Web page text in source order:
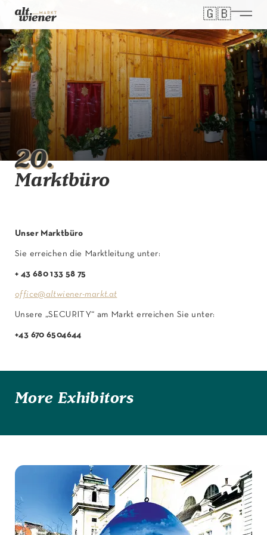
🇬🇧
Select
20.
Marktbüro
Unser Marktbüro
Sie erreichen die Marktleitung unter:
+ 43 680 133 58 75
office@altwiener-markt.at
Unsere „SECURITY“ am Markt erreichen Sie unter:
+43 670 6504644
More Exhibitors